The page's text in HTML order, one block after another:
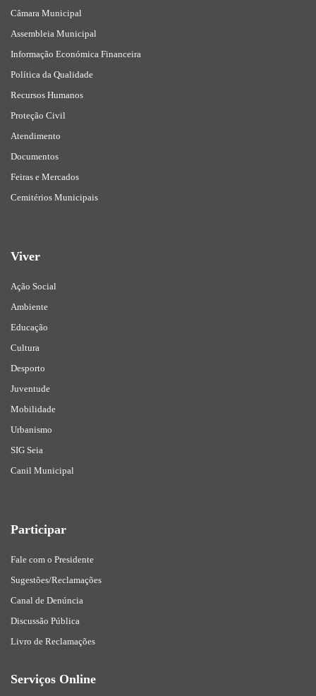
Câmara Municipal
Assembleia Municipal
Informação Económica Financeira
Política da Qualidade
Recursos Humanos
Proteção Civil
Atendimento
Documentos
Feiras e Mercados
Cemitérios Municipais
Viver
Ação Social
Ambiente
Educação
Cultura
Desporto
Juventude
Mobilidade
Urbanismo
SIG Seia
Canil Municipal
Participar
Fale com o Presidente
Sugestões/Reclamações
Canal de Denúncia
Discussão Pública
Livro de Reclamações
Serviços Online